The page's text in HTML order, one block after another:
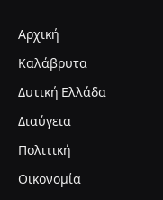
Αρχική
Καλάβρυτα
Δυτική Ελλάδα
Διαύγεια
Πολιτική
Οικονομία